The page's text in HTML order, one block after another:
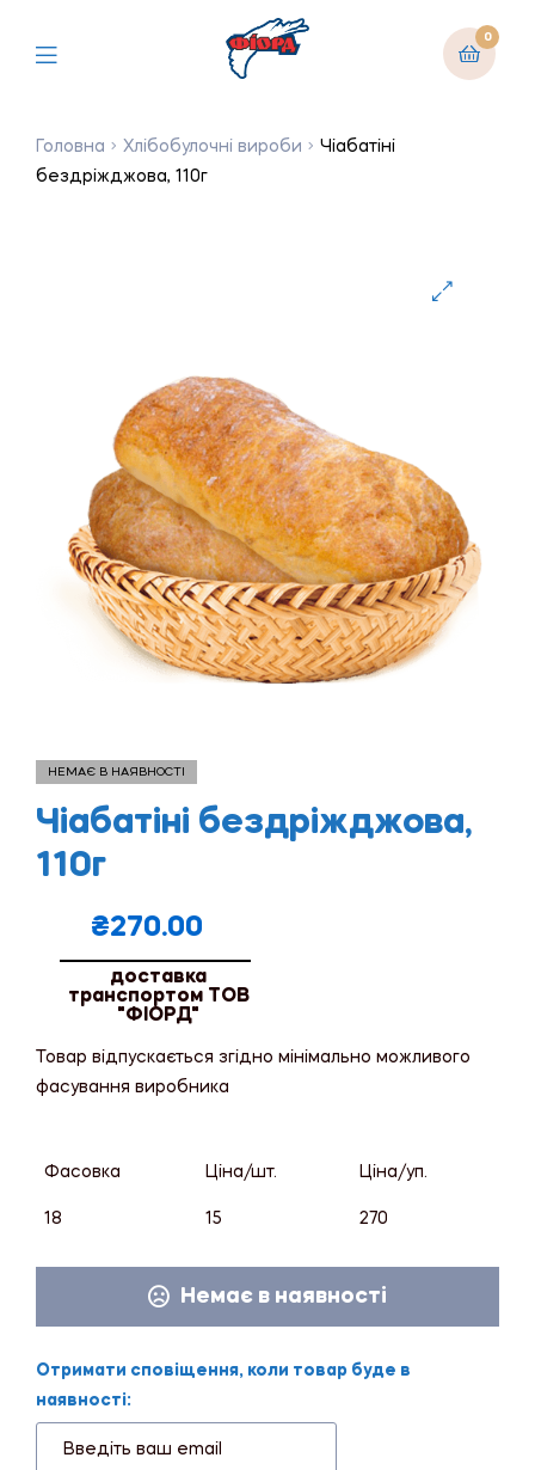
0
Головна Хлібобулочні вироби
Чіабатіні
бездріжджова, 110г
НЕМАЄ В НАЯВНОСТІ
Чіабатіні бездріжджова,
110г
₴270.00
доставка
транспортом ТОВ
"ФІОРД"
Товар відпускається згідно мінімально можливого
фасування виробника
Фасовка Ціна/шт. Ціна/уп.
18 15 270
Немає в наявності
Отримати сповіщення, коли товар буде в
наявності: